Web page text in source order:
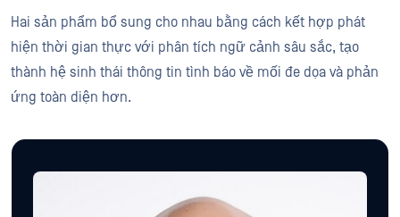
Hai sản phẩm bổ sung cho nhau bằng cách kết hợp phát
hiện thời gian thực với phân tích ngữ cảnh sâu sắc, tạo
thành hệ sinh thái thông tin tình báo về mối đe dọa và phản
ứng toàn diện hơn.